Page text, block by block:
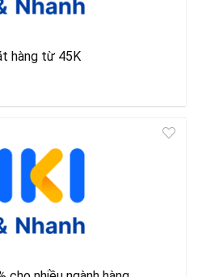
hàng từ 45K